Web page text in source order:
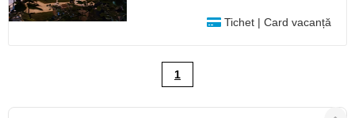
Tichet | Card vacanță
1